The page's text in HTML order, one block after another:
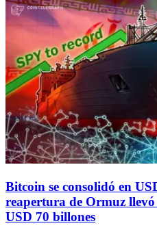
Bitcoin se consolidó en
reapertura de Ormuz
USD 70 billones